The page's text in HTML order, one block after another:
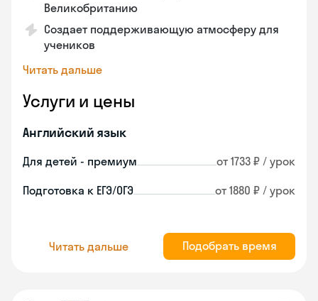
Великобританию
Создает поддерживающую атмосферу для
учеников
Читать дальше
Услуги и цены
Английский язык
Для детей - премиум от 1733 ₽ / урок
Подготовка к ЕГЭ/ОГЭ от 1880 ₽ / урок
Читать дальше Подобрать время